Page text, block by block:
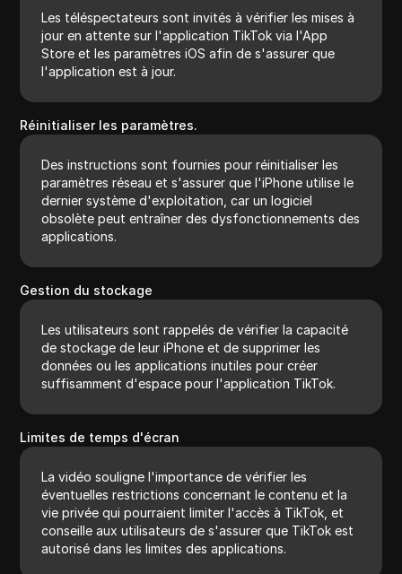
Les téléspectateurs sont invités à vérifier les mises à
jour en attente sur l'application TikTok via l'App
Store et les paramètres iOS afin de s'assurer que
l'application est à jour.
Réinitialiser les paramètres.
Des instructions sont fournies pour réinitialiser les
paramètres réseau et s'assurer que l'iPhone utilise le
dernier système d'exploitation, car un logiciel
obsolète peut entraîner des dysfonctionnements des
applications.
Gestion du stockage
Les utilisateurs sont rappelés de vérifier la capacité
de stockage de leur iPhone et de supprimer les
données ou les applications inutiles pour créer
suffisamment d'espace pour l'application TikTok.
Limites de temps d'écran
La vidéo souligne l'importance de vérifier les
éventuelles restrictions concernant le contenu et la
vie privée qui pourraient limiter l'accès à TikTok, et
conseille aux utilisateurs de s'assurer que TikTok est
autorisé dans les limites des applications.